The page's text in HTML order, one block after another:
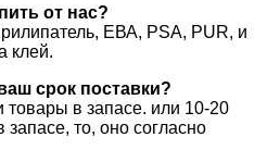
от нас?
ЕВА, PSA, PUR, и
клей.
срок поставки?
в запасе. или 10-20
то, оно согласно